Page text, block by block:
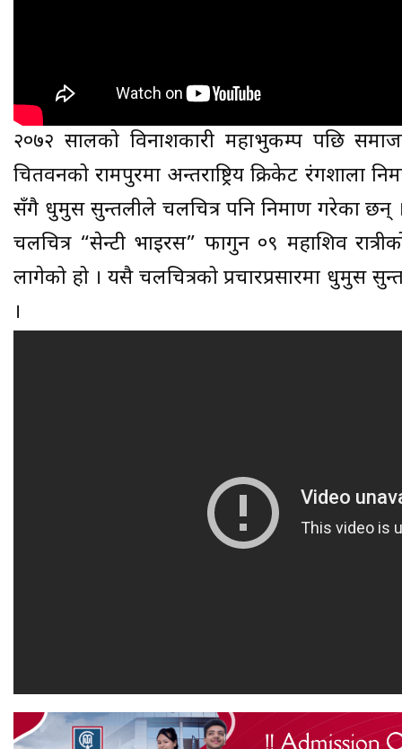
२०७२ सालको विनाशकारी महाभुकम्प पछि
चितवनको रामपुरमा अन्तर्राष्ट्रिय क्रिकेट रंगशाला
सँगै धुर्मुस सुन्तलीले चलचित्र पनि निर्माण गरेका छन्
चलचित्र “सेन्टी भाइरस” फागुन ०९ महाशिव
लागेको हो । यसै चलचित्रको प्रचारप्रसारमा धुर्मुस
।